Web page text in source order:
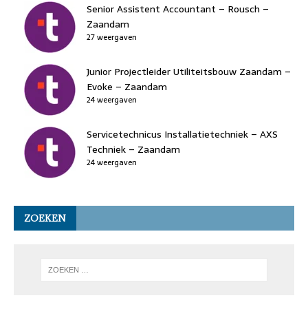
Senior Assistent Accountant – Rousch –
Zaandam
27 weergaven
Junior Projectleider Utiliteitsbouw Zaandam –
Evoke – Zaandam
24 weergaven
Servicetechnicus Installatietechniek – AXS
Techniek – Zaandam
24 weergaven
ZOEKEN